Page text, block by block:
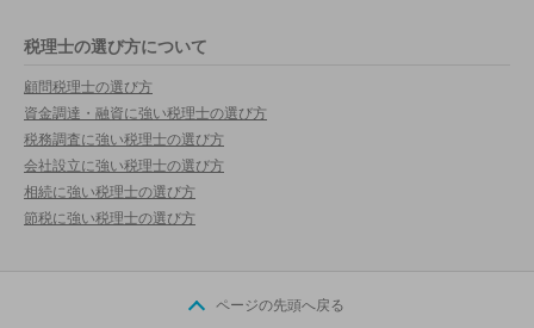
税理士の選び方について
顧問税理士の選び方
資金調達・融資に強い税理士の選び方
税務調査に強い税理士の選び方
会社設立に強い税理士の選び方
相続に強い税理士の選び方
節税に強い税理士の選び方
ページの先頭へ戻る